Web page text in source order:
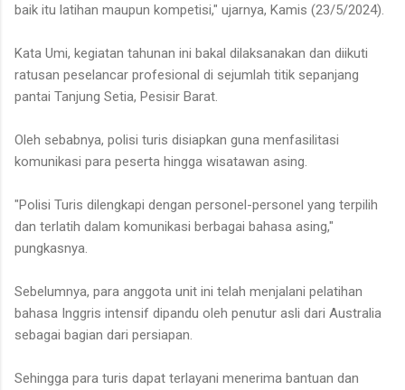
baik itu latihan maupun kompetisi," ujarnya, Kamis (23/5/2024).
Kata Umi, kegiatan tahunan ini bakal dilaksanakan dan diikuti
ratusan peselancar profesional di sejumlah titik sepanjang
pantai Tanjung Setia, Pesisir Barat.
Oleh sebabnya, polisi turis disiapkan guna menfasilitasi
komunikasi para peserta hingga wisatawan asing.
"Polisi Turis dilengkapi dengan personel-personel yang terpilih
dan terlatih dalam komunikasi berbagai bahasa asing,"
pungkasnya.
Sebelumnya, para anggota unit ini telah menjalani pelatihan
bahasa Inggris intensif dipandu oleh penutur asli dari Australia
sebagai bagian dari persiapan.
Sehingga para turis dapat terlayani menerima bantuan dan